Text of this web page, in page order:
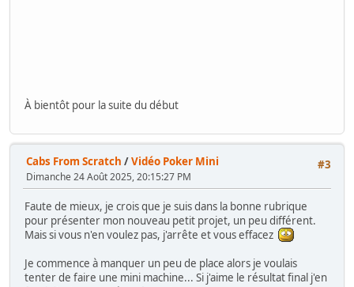
À bientôt pour la suite du début
#3
Cabs From Scratch /Vidéo Poker Mini
Dimanche 24 Août 2025, 20:15:27 PM
Faute de mieux, je crois que je suis dans la bonne rubrique
pour présenter mon nouveau petit projet, un peu différent.
Mais si vous n'en voulez pas, j'arrête et vous effacez
Je commence à manquer un peu de place alors je voulais
tenter de faire une mini machine... Si j'aime le résultat final j'en